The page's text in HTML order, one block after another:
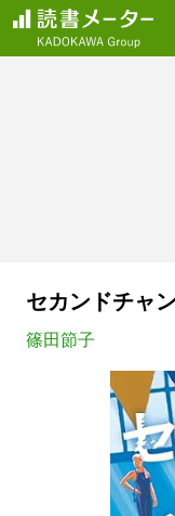
セカンドチャ
篠田節子